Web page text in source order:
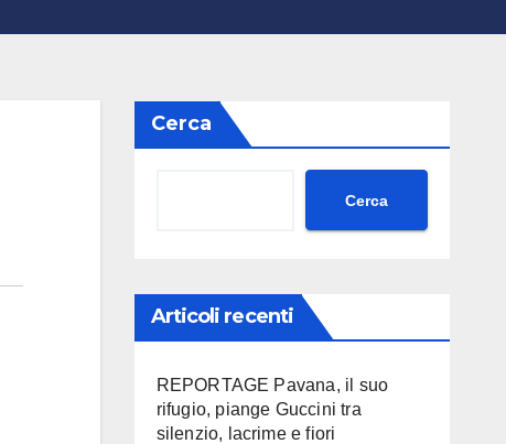
Cerca
Cerca
Articoli recenti
REPORTAGE Pavana, il suo
rifugio, piange Guccini tra
silenzio, lacrime e fiori